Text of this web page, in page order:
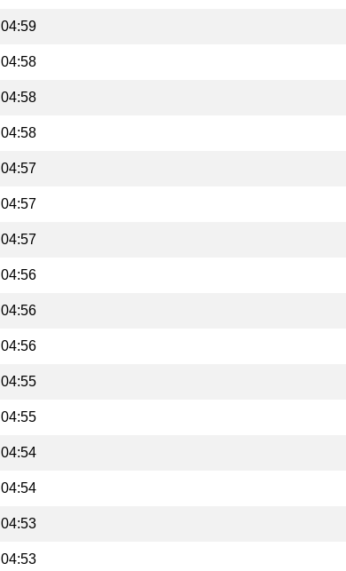
04:59
04:58
04:58
04:58
04:57
04:57
04:57
04:56
04:56
04:56
04:55
04:55
04:54
04:54
04:53
04:53